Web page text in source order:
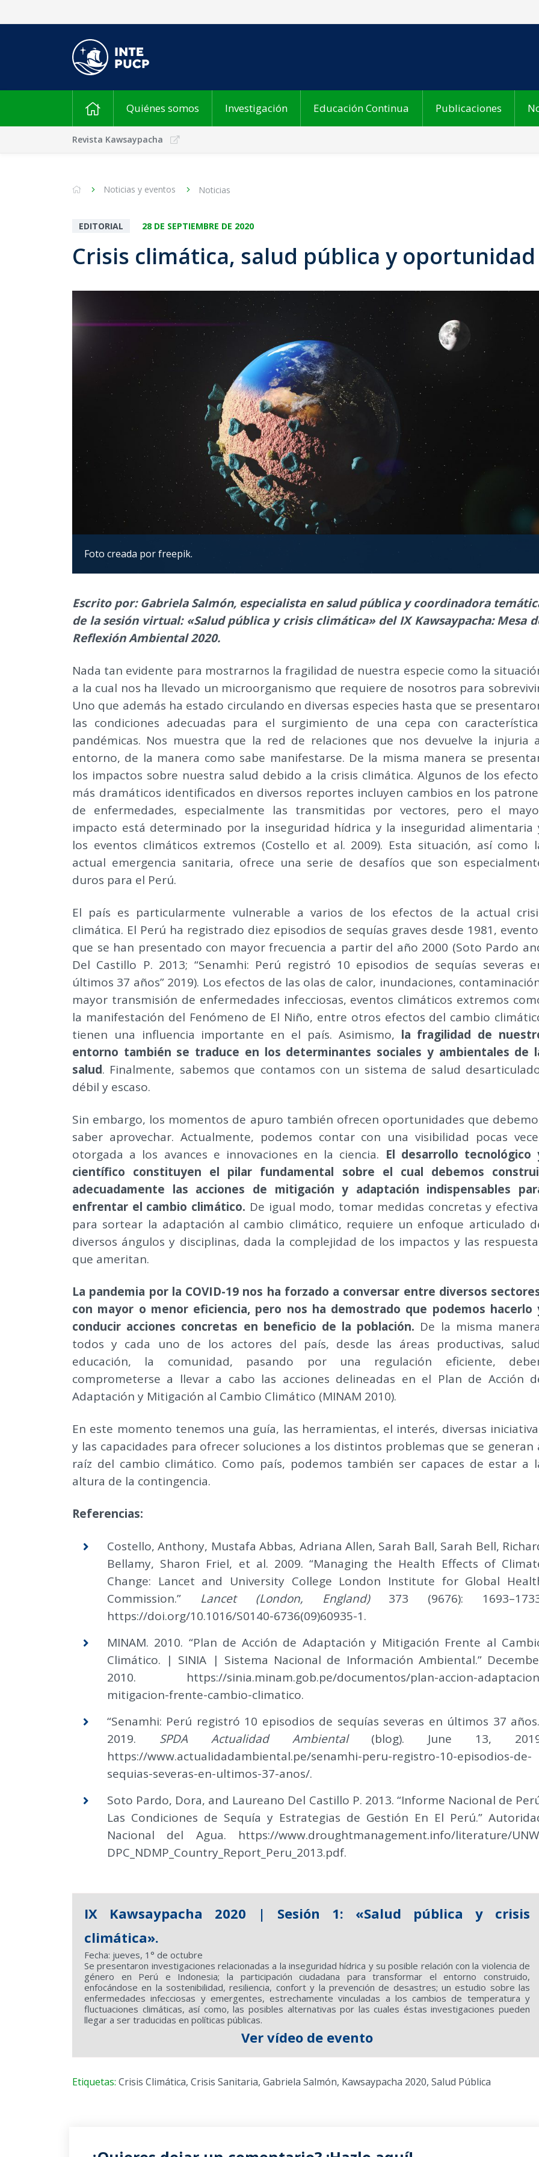
Quiénes somos Investigación Educación Continua Publicaciones
Revista Kawsaypacha
Noticias y eventos Noticias
EDITORIAL 28 DE SEPTIEMBRE DE 2020
Crisis climática, salud pública y oportunidad
Foto creada por freepik.
Escrito por: Gabriela Salmón, especialista en salud pública y coordinadora
de la sesión virtual: «Salud pública y crisis climática» del IX Kawsaypacha: Mesa
Reflexión Ambiental 2020.
Nada tan evidente para mostrarnos la fragilidad de nuestra especie como la
a la cual nos ha llevado un microorganismo que requiere de nosotros para
Uno que además ha estado circulando en diversas especies hasta que se
las condiciones adecuadas para el surgimiento de una cepa con
pandémicas. Nos muestra que la red de relaciones que nos devuelve la injuria
entorno, de la manera como sabe manifestarse. De la misma manera se
los impactos sobre nuestra salud debido a la crisis climática. Algunos de los
más dramáticos identificados en diversos reportes incluyen cambios en los
de enfermedades, especialmente las transmitidas por vectores, pero el
impacto está determinado por la inseguridad hídrica y la inseguridad alimentaria
los eventos climáticos extremos (Costello et al. 2009). Esta situación, así como
actual emergencia sanitaria, ofrece una serie de desafíos que son
duros para el Perú.
El país es particularmente vulnerable a varios de los efectos de la actual
climática. El Perú ha registrado diez episodios de sequías graves desde 1981,
que se han presentado con mayor frecuencia a partir del año 2000 (Soto Pardo
Del Castillo P. 2013; “Senamhi: Perú registró 10 episodios de sequías severas
últimos 37 años” 2019). Los efectos de las olas de calor, inundaciones,
mayor transmisión de enfermedades infecciosas, eventos climáticos extremos
la manifestación del Fenómeno de El Niño, entre otros efectos del cambio
tienen una influencia importante en el país. Asimismo, la fragilidad de
entorno también se traduce en los determinantes sociales y ambientales de
salud. Finalmente, sabemos que contamos con un sistema de salud
débil y escaso.
Sin embargo, los momentos de apuro también ofrecen oportunidades que
saber aprovechar. Actualmente, podemos contar con una visibilidad pocas
otorgada a los avances e innovaciones en la ciencia. El desarrollo tecnológico
científico constituyen el pilar fundamental sobre el cual debemos
adecuadamente las acciones de mitigación y adaptación indispensables
enfrentar el cambio climático. De igual modo, tomar medidas concretas y
para sortear la adaptación al cambio climático, requiere un enfoque articulado
diversos ángulos y disciplinas, dada la complejidad de los impactos y las
que ameritan.
La pandemia por la COVID-19 nos ha forzado a conversar entre diversos
con mayor o menor eficiencia, pero nos ha demostrado que podemos hacerlo
conducir acciones concretas en beneficio de la población. De la misma
todos y cada uno de los actores del país, desde las áreas productivas,
educación, la comunidad, pasando por una regulación eficiente,
comprometerse a llevar a cabo las acciones delineadas en el Plan de Acción
Adaptación y Mitigación al Cambio Climático (MINAM 2010).
En este momento tenemos una guía, las herramientas, el interés, diversas
y las capacidades para ofrecer soluciones a los distintos problemas que se generan
raíz del cambio climático. Como país, podemos también ser capaces de estar a
altura de la contingencia.
Referencias:
Costello, Anthony, Mustafa Abbas, Adriana Allen, Sarah Ball, Sarah Bell,
Bellamy, Sharon Friel, et al. 2009. “Managing the Health Effects of
Change: Lancet and University College London Institute for Global
Commission.” Lancet (London, England)373 (9676):
https://doi.org/10.1016/S0140-6736(09)60935-1.
MINAM. 2010. “Plan de Acción de Adaptación y Mitigación Frente al
Climático. | SINIA | Sistema Nacional de Información Ambiental.”
2010. https://sinia.minam.gob.pe/documentos/plan-accion-
mitigacion-frente-cambio-climatico.
“Senamhi: Perú registró 10 episodios de sequías severas en últimos 37
2019. SPDA Actualidad Ambiental(blog). June 13,
https://www.actualidadambiental.pe/senamhi-peru-registro-10-episodios-de-
sequias-severas-en-ultimos-37-anos/.
Soto Pardo, Dora, and Laureano Del Castillo P. 2013. “Informe Nacional de
Las Condiciones de Sequía y Estrategias de Gestión En El Perú.”
Nacional del Agua. https://www.droughtmanagement.info/literature/
DPC_NDMP_Country_Report_Peru_2013.pdf.
IX Kawsaypacha 2020 | Sesión 1: «Salud pública y crisis
climática».
Fecha: jueves, 1° de octubre
Se presentaron investigaciones relacionadas a la inseguridad hídrica y su posible relación con la violencia de
género en Perú e Indonesia; la participación ciudadana para transformar el entorno construido,
enfocándose en la sostenibilidad, resiliencia, confort y la prevención de desastres; un estudio sobre las
enfermedades infecciosas y emergentes, estrechamente vinculadas a los cambios de temperatura y
fluctuaciones climáticas, así como, las posibles alternativas por las cuales éstas investigaciones pueden
llegar a ser traducidas en políticas públicas.
Ver vídeo de evento
Etiquetas: Crisis Climática, Crisis Sanitaria, Gabriela Salmón, Kawsaypacha 2020, Salud Pública